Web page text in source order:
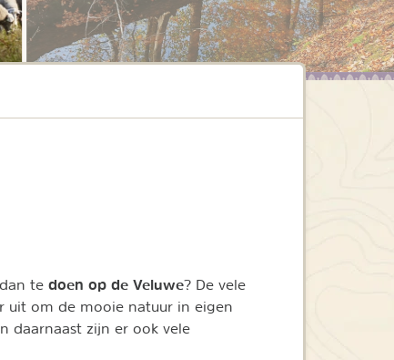
te doen op de Veluwe? De vele
uit om de mooie natuur in eigen
daarnaast zijn er ook vele